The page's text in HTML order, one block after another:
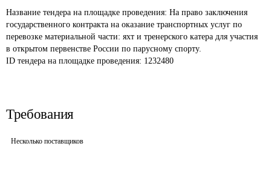
Название тендера на площадке проведения: На право заключения
государственного контракта на оказание транспортных услуг по
перевозке материальной части: яхт и тренерского катера для участия
в открытом первенстве России по парусному спорту.
ID тендера на площадке проведения: 1232480
Требования
Несколько поставщиков